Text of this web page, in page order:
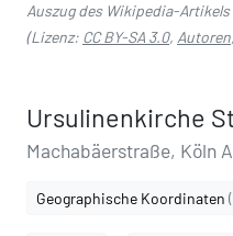
Auszug des Wikipedia-Artikels
(Lizenz: CC BY-SA 3.0, Autoren,
Ursulinenkirche
Machabäerstraße, Köln
Geographische Koordinaten